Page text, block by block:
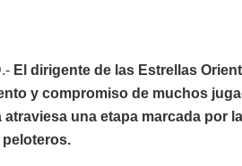
El dirigente de las Estrellas
y compromiso de muchos
una etapa marcada por